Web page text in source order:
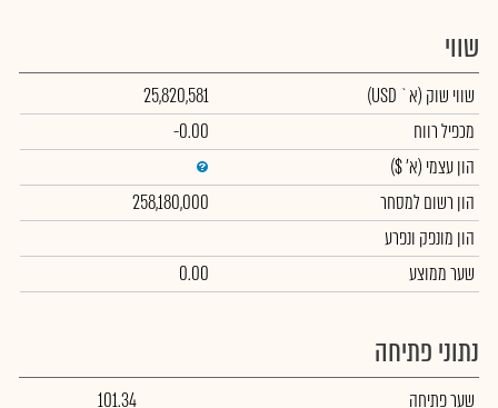
שווי
שווי שוק (א` USD)
25,820,581
מכפיל רווח
-0.00
הון עצמי (א' $)
הון רשום למסחר
258,180,000
הון מונפק ונפרע
שער ממוצע
0.00
נתוני פתיחה
שער פתיחה 101.34